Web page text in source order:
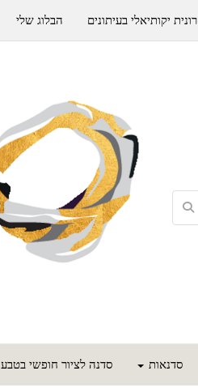
סדנאות סדנה לציור חופשי בטבע
רונית יקותיאלי בעיתונים הבלוג שלי